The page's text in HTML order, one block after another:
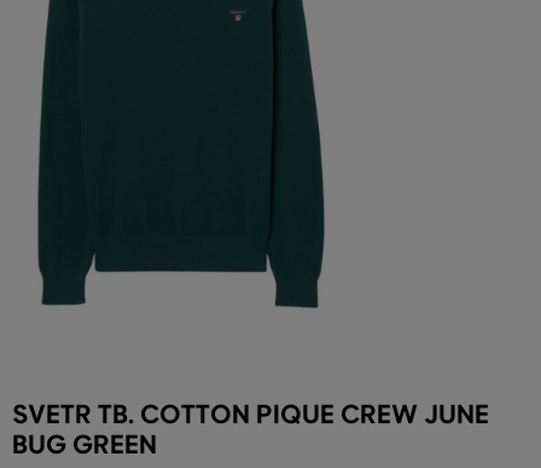
SVETR TB. COTTON PIQUE CREW JUNE
BUG GREEN